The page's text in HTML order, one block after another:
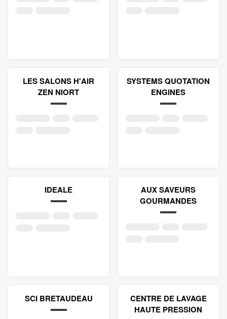
LES SALONS H'AIR
ZEN NIORT
SYSTEMS QUOTATION
ENGINES
IDEALE
AUX SAVEURS
GOURMANDES
SCI BRETAUDEAU
CENTRE DE LAVAGE
HAUTE PRESSION